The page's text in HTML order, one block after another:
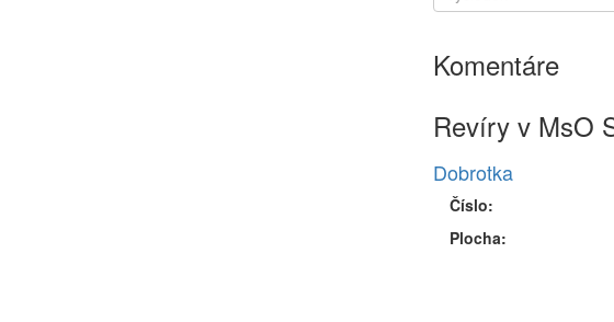
Komentáre
Revíry v MsO
Dobrotka
Číslo:
Plocha: